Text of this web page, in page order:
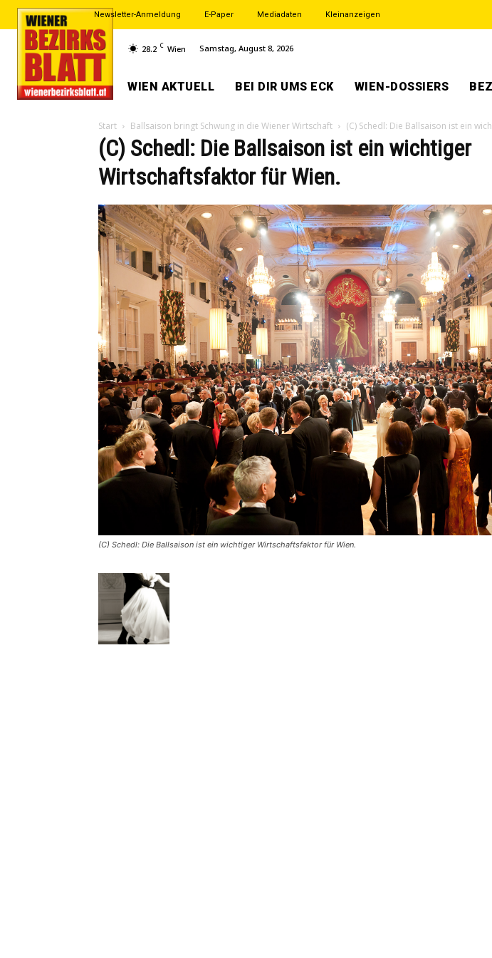
Newsletter-Anmeldung E-Paper Mediadaten Kleinanzeigen
28.2 C Wien Samstag, August 8, 2026
WIEN AKTUELL BEI DIR UMS ECK WIEN-DOSSIERS
Start Ballsaison bringt Schwung in die Wiener Wirtschaft (C) Schedl: Die Ballsaison ist ein
(C) Schedl: Die Ballsaison ist ein wichtiger
Wirtschaftsfaktor für Wien.
(C) Schedl: Die Ballsaison ist ein wichtiger Wirtschaftsfaktor für Wien.